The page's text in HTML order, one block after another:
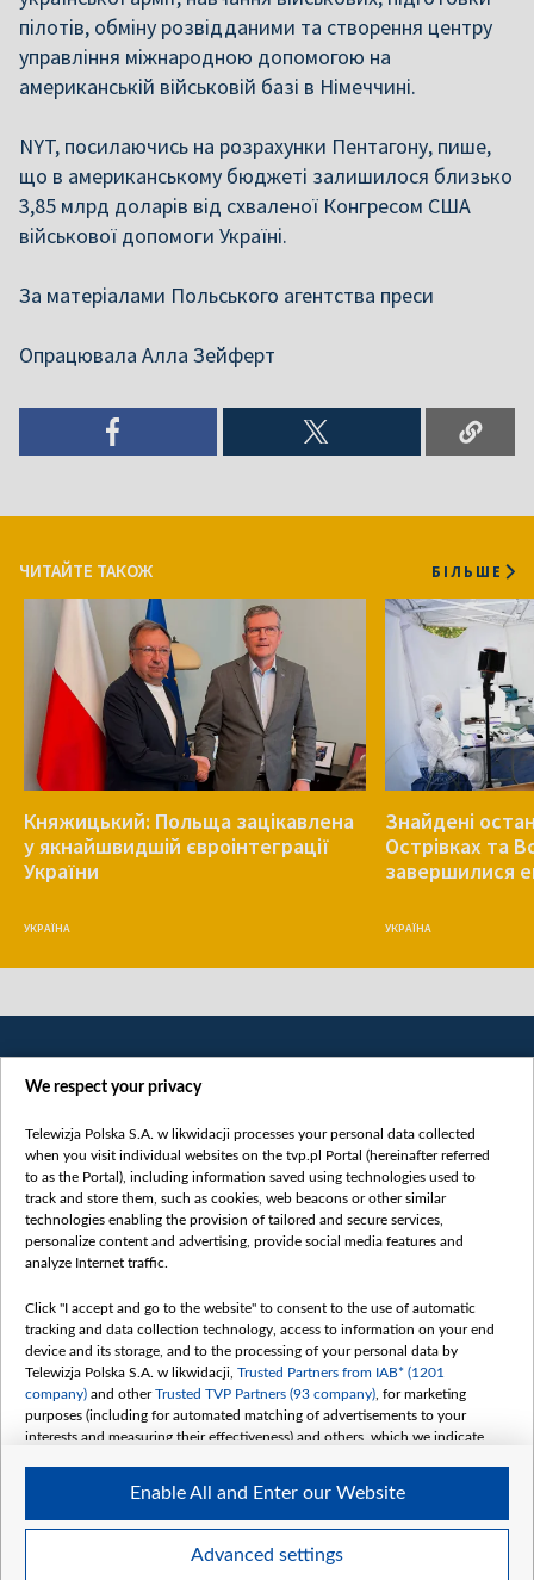
пілотів, обміну розвідданими та створення центру
управління міжнародною допомогою на
американській військовій базі в Німеччині.
NYT, посилаючись на розрахунки Пентагону, пише,
що в американському бюджеті залишилося близько
3,85 млрд доларів від схваленої Конгресом США
військової допомоги Україні.
За матеріалами Польського агентства преси
Опрацювала Алла Зейферт
ЧИТАЙТЕ ТАКОЖ БІЛЬШЕ
Княжицький: Польща зацікавлена
у якнайшвидшій євроінтеграції
України
УКРАЇНА
Знайдені
Острівках та
завершилися
УКРАЇНА
Категорії
Новини
Докладно
Погляд
Цікаво
Slawa.tv
Про нас
Контакти
Правила використання матеріалів
Обробка даних
We respect your privacy
Telewizja Polska S.A. w likwidacji processes your personal data collected
when you visit individual websites on the tvp.pl Portal (hereinafter referred
to as the Portal), including information saved using technologies used to
track and store them, such as cookies, web beacons or other similar
technologies enabling the provision of tailored and secure services,
personalize content and advertising, provide social media features and
analyze Internet traffic.
Click "I accept and go to the website" to consent to the use of automatic
tracking and data collection technology, access to information on your end
device and its storage, and to the processing of your personal data by
Telewizja Polska S.A. w likwidacji, Trusted Partners from IAB* (1201
company) and otherTrusted TVP Partners (93 company) , for marketing
purposes (including for automated matching of advertisements to your
interests and measuring their effectiveness) and others, which we indicate
The purposes of processing your data by TVP S.A. w likwidacji are as
follows:
Use limited data to select advertising
Advanced settings
Enable All and Enter our Website